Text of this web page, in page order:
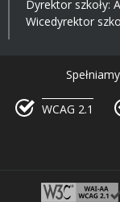
Dyrektor szkoły:
Wicedyrektor
WCAG 2.1